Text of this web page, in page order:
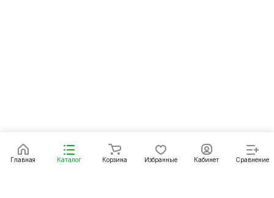
Главная Каталог Корзина Избранные Кабинет Сравнение